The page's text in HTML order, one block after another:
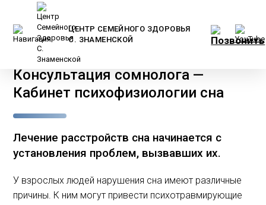
ЦЕНТР СЕМЕЙНОГО ЗДОРОВЬЯ
С. ЗНАМЕНСКОЙ
Главная
Услуги и цены
Консультация сомнолога —
Кабинет психофизиологии сна
Лечение расстройств сна начинается с
установления проблем, вызвавших их.
У взрослых людей нарушения сна имеют различные
причины. К ним могут привести психотравмирующие